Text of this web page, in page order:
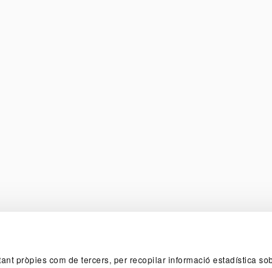
pròpies com de tercers, per recopilar informació estadística